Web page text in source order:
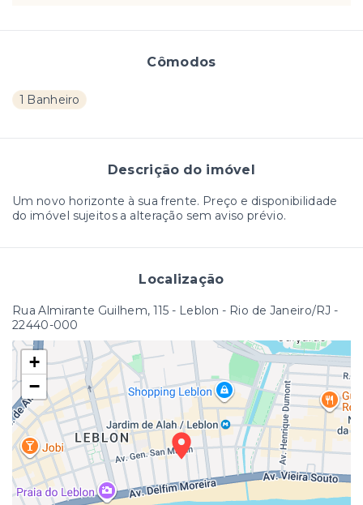
Cômodos
1 Banheiro
Descrição do imóvel
Um novo horizonte à sua frente. Preço e disponibilidade
do imóvel sujeitos a alteração sem aviso prévio.
Localização
Rua Almirante Guilhem, 115 - Leblon - Rio de Janeiro/RJ -
22440-000
+
−